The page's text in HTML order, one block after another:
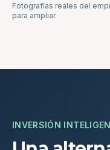
Fotografías reales del
para ampliar.
INVERSIÓN